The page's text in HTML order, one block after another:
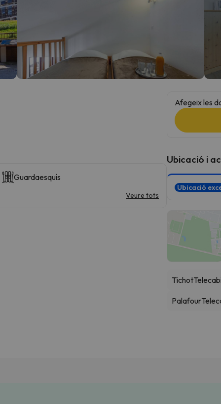
Guardaesquís
Veure tots
Afegeix les
Ubicació i
Ubicació
Tichot
Palafour